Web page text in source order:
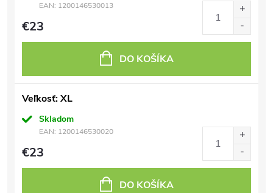
EAN: 1200146530013
€23
DO KOŠÍKA
Veľkosť: XL
Skladom
EAN: 1200146530020
€23
DO KOŠÍKA